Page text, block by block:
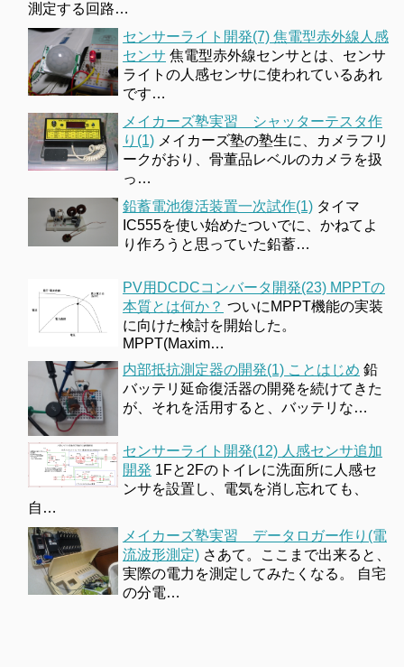
測定する回路…
センサーライト開発(7) 焦電型赤外線人感
センサ 焦電型赤外線センサとは、センサ
ライトの人感センサに使われているあれ
です…
メイカーズ塾実習 シャッターテスタ作
り(1) メイカーズ塾の塾生に、カメラフリ
ークがおり、骨董品レベルのカメラを扱
っ…
鉛蓄電池復活装置一次試作(1) タイマ
IC555を使い始めたついでに、かねてよ
り作ろうと思っていた鉛蓄…
PV用DCDCコンバータ開発(23) MPPTの
本質とは何か？ ついにMPPT機能の実装
に向けた検討を開始した。
MPPT(Maxim…
内部抵抗測定器の開発(1) ことはじめ 鉛
バッテリ延命復活器の開発を続けてきた
が、それを活用すると、バッテリな…
センサーライト開発(12) 人感センサ追加
開発 1Fと2Fのトイレに洗面所に人感セ
ンサを設置し、電気を消し忘れても、
自…
メイカーズ塾実習 データロガー作り(電
流波形測定) さあて。ここまで出来ると、
実際の電力を測定してみたくなる。 自宅
の分電…